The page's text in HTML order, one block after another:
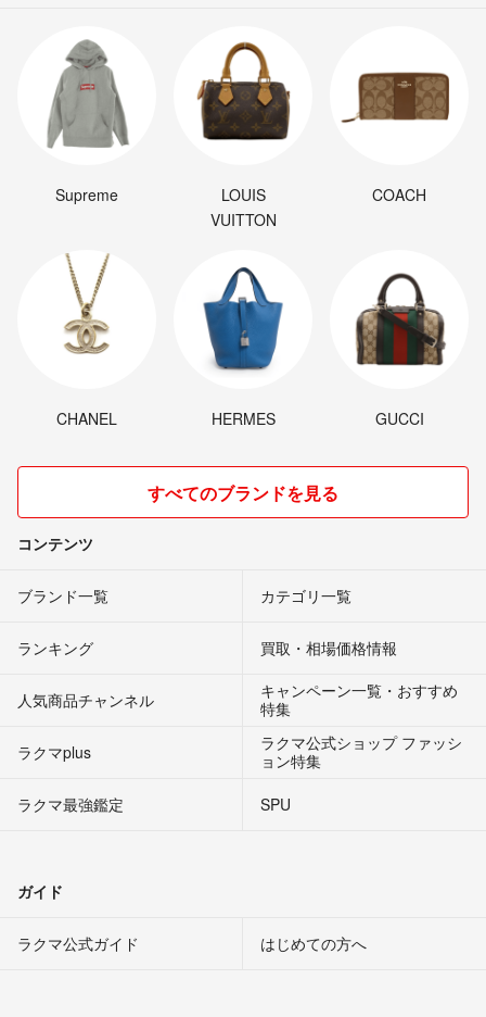
Supreme
LOUIS
VUITTON
COACH
CHANEL HERMES GUCCI
すべてのブランドを見る
コンテンツ
ブランド一覧 カテゴリ一覧
ランキング 買取・相場価格情報
人気商品チャンネル
キャンペーン一覧・おすすめ
特集
ラクマplus
ラクマ公式ショップ ファッシ
ョン特集
ラクマ最強鑑定
SPU
ガイド
ラクマ公式ガイド はじめての方へ